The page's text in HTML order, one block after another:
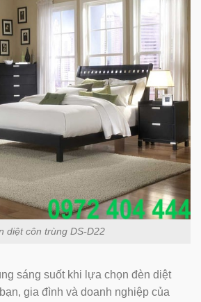
diệt côn trùng DS-D22
sáng suốt khi lựa chọn đèn diệt
gia đình và doanh nghiệp của